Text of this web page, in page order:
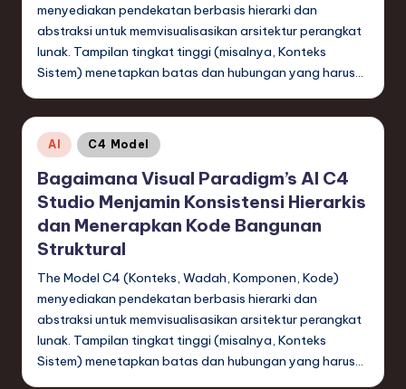
si
a
n
-
L
a
t
e
s
t
T
r
e
menyediakan pendekatan berbasis hierarki dan
abstraksi untuk memvisualisasikan arsitektur perangkat
lunak. Tampilan tingkat tinggi (misalnya, Konteks
Sistem) menetapkan batas dan hubungan yang harus…
Posted
in
AI C4 Model
Bagaimana Visual Paradigm’s AI C4
Studio Menjamin Konsistensi Hierarkis
dan Menerapkan Kode Bangunan
Struktural
The Model C4 (Konteks, Wadah, Komponen, Kode)
menyediakan pendekatan berbasis hierarki dan
abstraksi untuk memvisualisasikan arsitektur perangkat
lunak. Tampilan tingkat tinggi (misalnya, Konteks
Sistem) menetapkan batas dan hubungan yang harus…